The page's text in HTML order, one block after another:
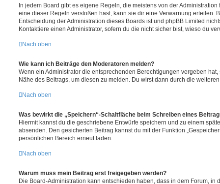
In jedem Board gibt es eigene Regeln, die meistens von der
eine dieser Regeln verstoßen hast, kann sie dir eine Verwarnung erteilen.
Entscheidung der Administration dieses Boards ist und phpBB Limited
Kontaktiere einen Administrator, sofern du die nicht sicher bist, wieso du
Nach oben
Wie kann ich Beiträge den Moderatoren melden?
Wenn ein Administrator die entsprechenden Berechtigungen vergeben
Nähe des Beitrags, um diesen zu melden. Du wirst dann durch die
Nach oben
Was bewirkt die „Speichern“-Schaltfläche beim Schreiben eines
Hiermit kannst du die geschriebene Entwürfe speichern und zu einem
absenden. Den gesicherten Beitrag kannst du mit der Funktion
persönlichen Bereich erneut laden.
Nach oben
Warum muss mein Beitrag erst freigegeben werden?
Die Board-Administration kann entschieden haben, dass in dem Forum, in